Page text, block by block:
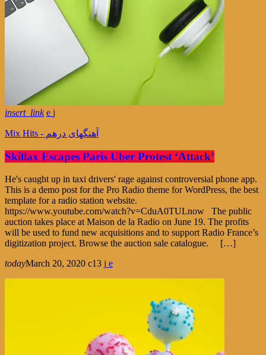
insert_link
Mix Hits - آهنگهای درهم
Skillax Escapes Paris Uber Protest ‘Attack’
He's caught up in taxi drivers' rage against controversial phone app.
This is a demo post for the Pro Radio theme for WordPress, the best
template for a radio station website.
https://www.youtube.com/watch?v=CduA0TULnow The public
auction takes place at Maison de la Radio on June 19. The profits
will be used to fund new acquisitions and to support Radio France’s
digitization project. Browse the auction sale catalogue. […]
todayMarch 20, 2020 13